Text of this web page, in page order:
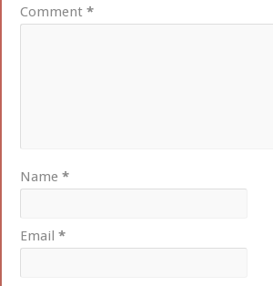
Comment*
Name*
Email*